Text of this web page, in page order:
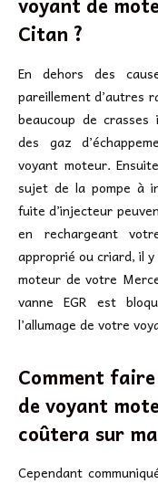
Citan ?
En dehors des
pareillement d’autres
beaucoup de crasses
des gaz
voyant moteur.
sujet de la pompe à
fuite d’injecteur
en rechargeant
approprié ou criard, il
moteur de votre
vanne EGR est
l’allumage de votre
Comment
de voyant
coûtera sur
Cependant